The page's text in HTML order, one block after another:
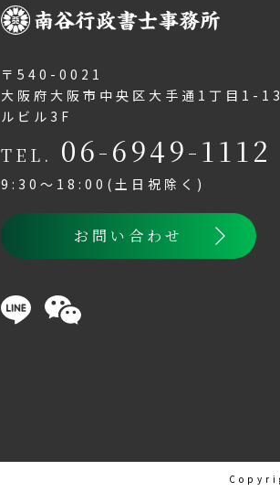
〒540-0021
大阪府大阪市中央区大手通1丁目1-
ルビル3F
TEL. 06-6949-1112
9:30～18:00(土日祝除く)
お問い合わせ